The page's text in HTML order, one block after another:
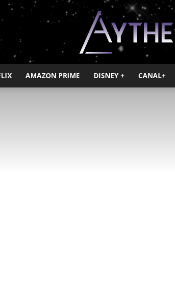
Ayther
AMAZON PRIME DISNEY + CANAL+